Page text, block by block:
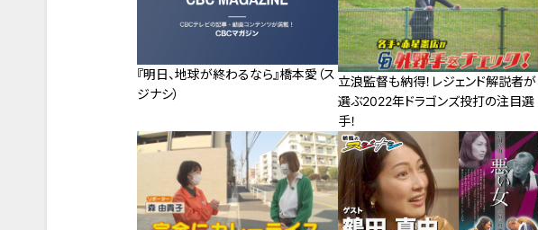
『明日、地球が終わるなら』橋本愛（ス
ジナシ）
立浪監督も納得！レジェンド解説者が
選ぶ2022年ドラゴンズ投打の注目選
手！